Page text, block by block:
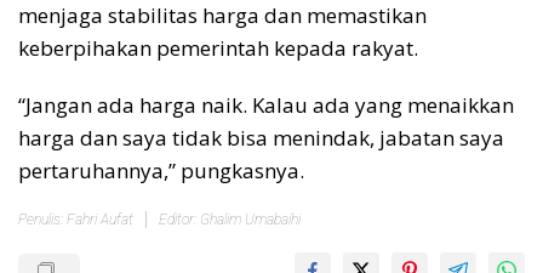
menjaga stabilitas harga dan memastikan
keberpihakan pemerintah kepada rakyat.
“Jangan ada harga naik. Kalau ada yang menaikkan
harga dan saya tidak bisa menindak, jabatan saya
pertaruhannya,” pungkasnya.
Penulis: Fahri Aufat Editor: Ghalim Umabaihi